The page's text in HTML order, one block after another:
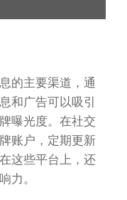
的主要渠道，通
和广告可以吸引
曝光度。在社交
账户，定期更新
这些平台上，还
力。